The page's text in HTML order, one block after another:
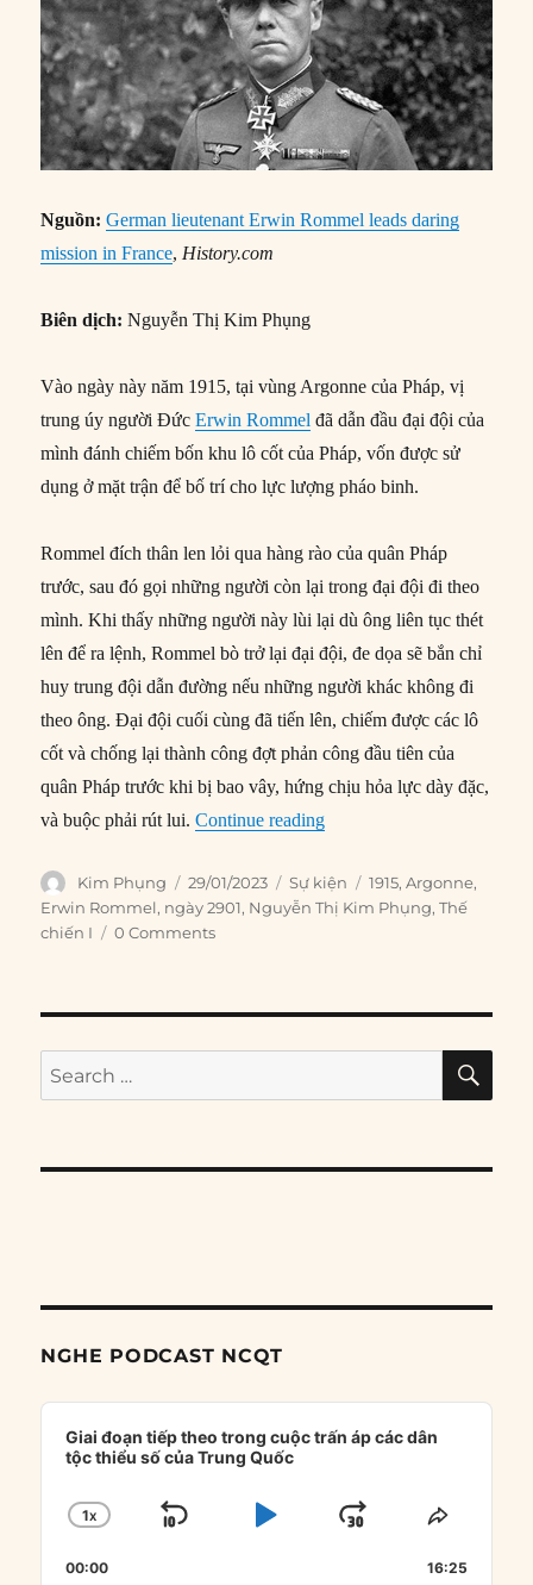
Nguồn: German lieutenant Erwin Rommel leads daring
mission in France, History.com
Biên dịch:Nguyễn Thị Kim Phụng
Vào ngày này năm 1915, tại vùng Argonne của Pháp, vị
trung úy người ĐứcErwin Rommel đã dẫn đầu đại đội của
mình đánh chiếm bốn khu lô cốt của Pháp, vốn được sử
dụng ở mặt trận để bố trí cho lực lượng pháo binh.
Rommel đích thân len lỏi qua hàng rào của quân Pháp
trước, sau đó gọi những người còn lại trong đại đội đi theo
mình. Khi thấy những người này lùi lại dù ông liên tục thét
lên để ra lệnh, Rommel bò trở lại đại đội, đe dọa sẽ bắn chỉ
huy trung đội dẫn đường nếu những người khác không đi
theo ông. Đại đội cuối cùng đã tiến lên, chiếm được các lô
cốt và chống lại thành công đợt phản công đầu tiên của
quân Pháp trước khi bị bao vây, hứng chịu hỏa lực dày đặc,
và buộc phải rút lui.Continue reading“29/01/1915: Erwin
Author
Kim Phụng
Posted
on
29/01/2023 Categories
Sự kiện Tags
1915,Argonne,
Erwin Rommel, ngày 2901, Nguyễn Thị Kim Phụng,Thế
chiến I
0 Comments
Search
for:
NGHE PODCAST NCQT
Audio
Player
Giai đoạn tiếp theo trong cuộc trấn áp các dân
tộc thiểu số của Trung Quốc
CHANGE
RATE
1X
SKIP
PLAYJUMP
FORWARD
SHARE
00:00 16:25